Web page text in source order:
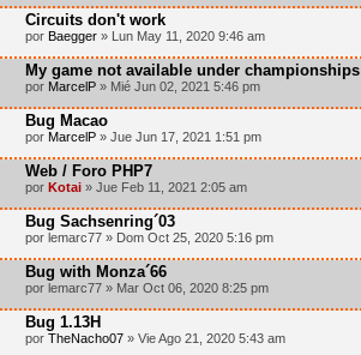
Circuits don't work
por Baegger » Lun May 11, 2020 9:46 am
My game not available under championships
por MarcelP » Mié Jun 02, 2021 5:46 pm
Bug Macao
por MarcelP » Jue Jun 17, 2021 1:51 pm
Web / Foro PHP7
por Kotai » Jue Feb 11, 2021 2:05 am
Bug Sachsenring´03
por lemarc77 » Dom Oct 25, 2020 5:16 pm
Bug with Monza´66
por lemarc77 » Mar Oct 06, 2020 8:25 pm
Bug 1.13H
por TheNacho07 » Vie Ago 21, 2020 5:43 am